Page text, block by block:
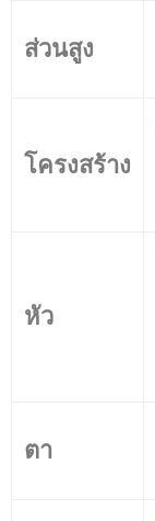
ส่วนสูง
โครงสร้าง
หัว
ตา